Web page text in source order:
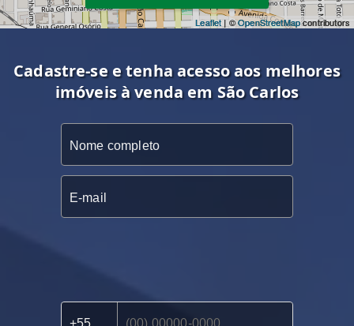
Leaflet | ©OpenStreetMapcontributors
Cadastre-se e tenha acesso aos melhores
imóveis à venda em São Carlos